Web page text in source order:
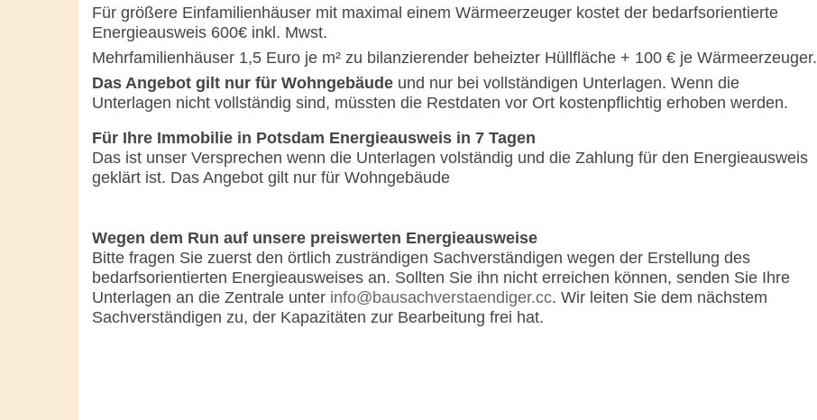
Für größere Einfamilienhäuser mit maximal einem Wärmeerzeuger kostet der bedarfsorientierte
Energieausweis 600€ inkl. Mwst.
Mehrfamilienhäuser 1,5 Euro je m² zu bilanzierender beheizter Hüllfläche + 100 € je Wärmeerzeuger.
Das Angebot gilt nur für Wohngebäude und nur bei vollständigen Unterlagen. Wenn die
Unterlagen nicht vollständig sind, müssten die Restdaten vor Ort kostenpflichtig erhoben werden.
Für Ihre Immobilie in Potsdam Energieausweis in 7 Tagen
Das ist unser Versprechen wenn die Unterlagen volständig und die Zahlung für den Energieausweis
geklärt ist. Das Angebot gilt nur für Wohngebäude
Wegen dem Run auf unsere preiswerten Energieausweise
Bitte fragen Sie zuerst den örtlich zusträndigen Sachverständigen wegen der Erstellung des
bedarfsorientierten Energieausweises an. Sollten Sie ihn nicht erreichen können, senden Sie Ihre
Unterlagen an die Zentrale unter info@bausachverstaendiger.cc. Wir leiten Sie dem nächstem
Sachverständigen zu, der Kapazitäten zur Bearbeitung frei hat.